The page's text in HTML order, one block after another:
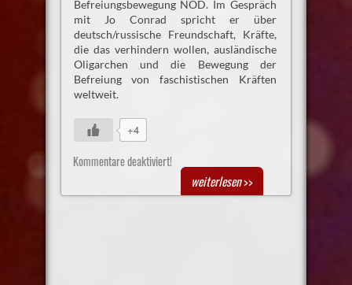
Befreiungsbewegung NOD. Im Gespräch
mit Jo Conrad spricht er über
deutsch/russische Freundschaft, Kräfte,
die das verhindern wollen, ausländische
Oligarchen und die Bewegung der
Befreiung von faschistischen Kräften
weltweit.
+4
Kommentare deaktiviert!
weiterlesen>>